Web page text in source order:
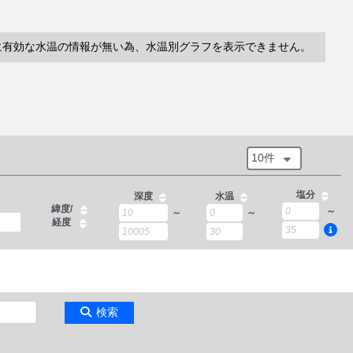
効な水温の情報が無い為、水温別グラフを表示できません。
10件
緯度/
経度
深度
～
水温
～
塩分
～
検索